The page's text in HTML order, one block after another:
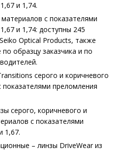
и 1,74.
c показателями
и 1,74: доступны 245
Optical Products, также
образцу заказчика и по
серого и коричневого
преломления
серого, коричневого и
c показателями
1,67.
– линзы DriveWear из